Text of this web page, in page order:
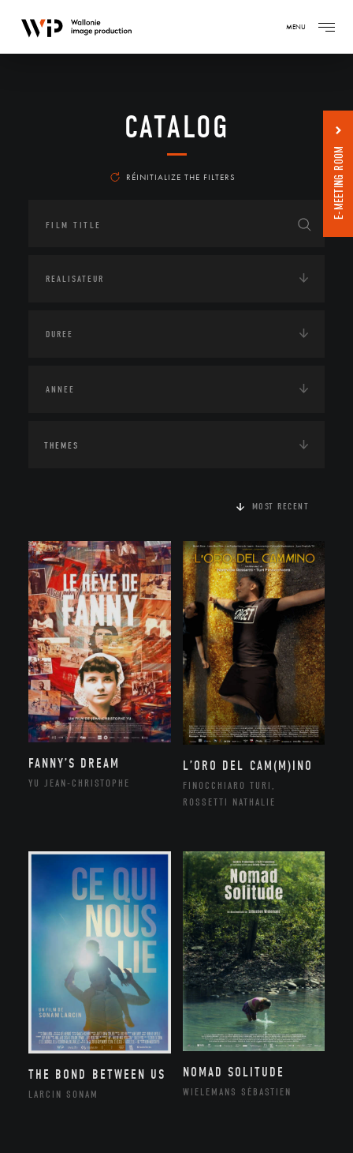
MENU
CATALOG
RÉINITIALIZE THE FILTERS
THEMES
MOST RECENT
FANNY’S DREAM
YU JEAN-CHRISTOPHE
L’ORO DEL CAM(M)INO
FINOCCHIARO TURI,
ROSSETTI NATHALIE
THE BOND BETWEEN US
LARCIN SONAM
NOMAD SOLITUDE
WIELEMANS SÉBASTIEN
E-MEETING ROOM